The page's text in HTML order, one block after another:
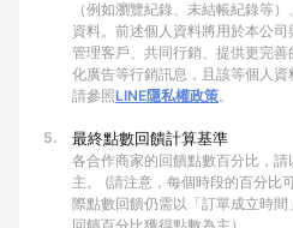
（例如瀏覽紀錄、未結帳紀錄等
資料。前述個人資料將用於本公
管理客戶、共同行銷、提供更完
化廣告等行銷訊息，且該等個人
請參照LINE隱私權政策。
5. 最終點數回饋計算基準
各合作商家的回饋點數百分比，
主。 (請注意，每個時段的百分比
際點數回饋仍需以「訂單成立時